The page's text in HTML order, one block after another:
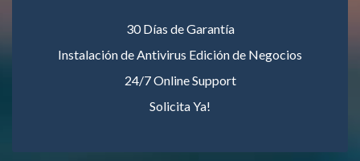
30 Días de Garantía
Instalación de Antivirus Edición de Negocios
24/7 Online Support
Solicita Ya!